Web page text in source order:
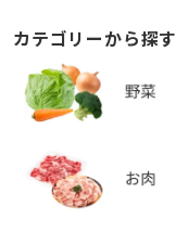
カテゴリーから探す